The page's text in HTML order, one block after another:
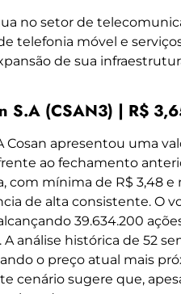
no setor de
telefonia móvel e
de sua
S.A (CSAN3) | R$
Cosan apresentou uma
ao fechamento
com mínima de R$ 3,48
de alta consistente. O
39.634.200
A análise histórica de 52
o preço atual mais
cenário sugere que,